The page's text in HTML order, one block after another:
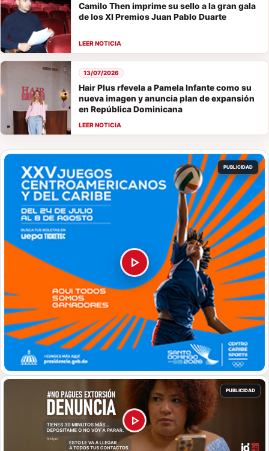
Camilo Then imprime su sello a la gran gala
de los XI Premios Juan Pablo Duarte
Hair Plus rfevela a Pamela Infante como su
nueva imagen y anuncia plan de expansión
en República Dominicana
13/07/2026